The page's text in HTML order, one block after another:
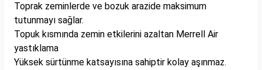
Toprak zeminlerde ve bozuk arazide maksimum
tutunmayı sağlar.
Topuk kısmında zemin etkilerini azaltan Merrell Air
yastıklama
Yüksek sürtünme katsayısına sahiptir kolay aşınmaz.